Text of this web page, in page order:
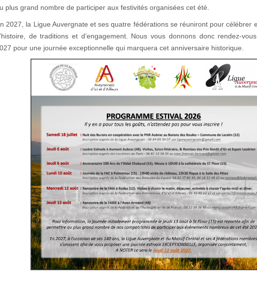
plus grand nombre de participer aux festivités organisées cet été.
2027, la Ligue Auvergnate et ses quatre fédérations se réuniront pour célébrer
de traditions et d’engagement. Nous vous donnons donc rendez-
pour une journée exceptionnelle qui marquera cet anniversaire historique.